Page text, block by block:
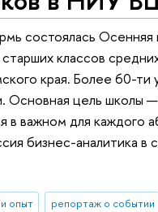
состоялась Осенняя
классов
края. Более 60-ти
Основная цель школы
в важном для каждого
бизнес-аналитика
опыт репортаж о событии